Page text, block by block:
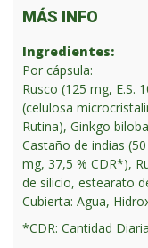
MÁS INFO
Ingredientes:
Por cápsula:
Rusco (125 mg, E.S.
(celulosa
Rutina), Ginkgo
Castaño de indias
mg, 37,5 % CDR*),
de silicio, estearato
Cubierta: Agua,
*CDR: Cantidad